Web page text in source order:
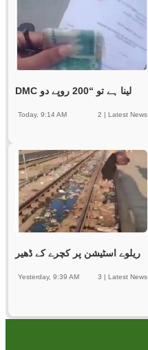
DMC لینا ہے تو “200 روپے دو
2 | Latest News
Today, 9:14 AM
ریلوے اسٹیشن پر کچرے کے ڈھیر
3 | Latest News
Yesterday, 9:39 AM